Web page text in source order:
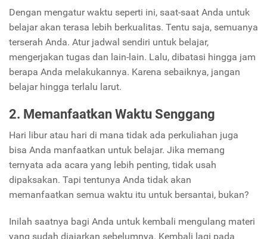
Dengan mengatur waktu seperti ini, saat-saat Anda untuk
belajar akan terasa lebih berkualitas. Tentu saja, semuanya
terserah Anda. Atur jadwal sendiri untuk belajar,
mengerjakan tugas dan lain-lain. Lalu, dibatasi hingga jam
berapa Anda melakukannya. Karena sebaiknya, jangan
belajar hingga terlalu larut.
2. Memanfaatkan Waktu Senggang
Hari libur atau hari di mana tidak ada perkuliahan juga
bisa Anda manfaatkan untuk belajar. Jika memang
ternyata ada acara yang lebih penting, tidak usah
dipaksakan. Tapi tentunya Anda tidak akan
memanfaatkan semua waktu itu untuk bersantai, bukan?
Inilah saatnya bagi Anda untuk kembali mengulang materi
yang sudah diajarkan sebelumnya. Kembali lagi pada